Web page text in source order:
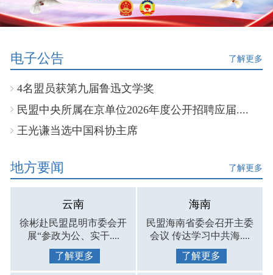
电子公告 了解更多
4名盟员获第九届鲁迅文学奖
民盟中央所属在京单位2026年度公开招聘应届....
王光谦当选中国科协主席
地方要闻 了解更多
云南
徐彬赴民盟昆明市委会开
展“参政为公、实干....
了解更多
海南
民盟海南省委会召开主委
会议 传达学习中共海....
了解更多